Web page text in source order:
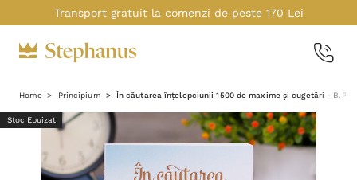
Transport gratuit la comenzi de peste 170 Lei
Home Principium În căutarea înțelepciunii 1500 de maxime și cugetări -
Stoc Epuizat